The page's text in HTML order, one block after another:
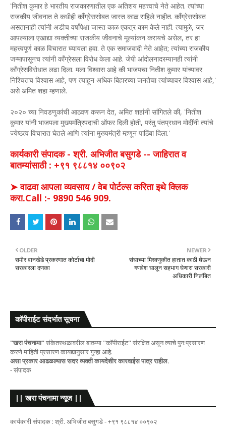
'नितीश कुमार हे भारतीय राजकारणातील एक अतिशय महत्त्वाचे नेते आहेत. त्यांच्या
राजकीय जीवनात ते कधीही काँग्रेससोबत जास्त काळ राहिले नाहीत. काँग्रेससोबत
असतानाही त्यांनी अडीच वर्षांपेक्षा जास्त काळ एकत्र काम केले नाही. त्यामुळे, जर
आपल्याला एखाद्या व्यक्तीच्या राजकीय जीवनाचे मूल्यांकन करायचे असेल, तर हा
महत्त्वपूर्ण काळ विचारात घ्यायला हवा. ते एक समाजवादी नेते आहेत; त्यांच्या राजकीय
जन्मापासूनच त्यांनी काँग्रेसला विरोध केला आहे. जेपी आंदोलनादरम्यानही त्यांनी
काँग्रेसविरोधात लढा दिला. मला विश्वास आहे की भाजपचा नितीश कुमार यांच्यावर
निश्चितच विश्वास आहे, पण त्याहून अधिक बिहारच्या जनतेचा त्यांच्यावर विश्वास आहे,'
असे अमित शहा म्हणाले.
२०२० च्या निवडणुकांची आठवण करून देत, अमित शहांनी सांगितले की, 'नितीश
कुमार यांनी भाजपला मुख्यमंत्रिपदाची ऑफर दिली होती, परंतु पंतप्रधान मोदींनी त्यांचे
ज्येष्ठत्व विचारात घेतले आणि त्यांना मुख्यमंत्री म्हणून पाठिंबा दिला.'
कार्यकारी संपादक - श्री. अभिजीत बसुगडे -- जाहिरात व
बातम्यांसाठी : +९१ ९८८१४ ००९०२
➤ वाढवा आपला व्यवसाय / वेब पोर्टल्स करिता इथे क्लिक
करा.Call :- 9890 546 909.
NEWER
संघाच्या मिरवणुकीत हातात काठी घेऊन
गणवेश घालून सहभाग घेणारा सरकारी
अधिकारी निलंबित
OLDER
समीर वानखेडे प्रकरणात कोर्टाचा मोदी
सरकारला दणका
कॉपीराईट संदर्भात सूचना
"खरा पंचनामा"संकेतस्थळावरील बातम्या "कॉपीराईट" संरक्षित असून त्याचे पुन:प्रसारण
करणे माहिती प्रसारण कायद्यानुसार गुन्हा आहे.
असा प्रकार आढळल्यास सदर व्यक्ती कायदेशीर कारवाईस पात्र राहील.
- संपादक
|| खरा पंचनामा न्यूज ||
कार्यकारी संपादक : श्री. अभिजीत बसुगडे - +९१ ९८८१४ ००९०२